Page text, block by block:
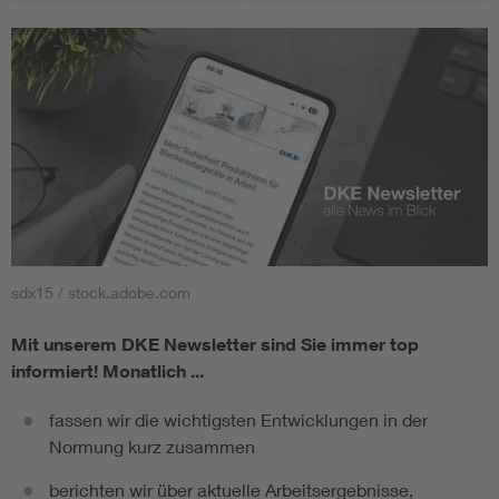
sdx15 / stock.adobe.com
Mit unserem DKE Newsletter sind Sie immer top
informiert! Monatlich ...
fassen wir die wichtigsten Entwicklungen in der
Normung kurz zusammen
berichten wir über aktuelle Arbeitsergebnisse,